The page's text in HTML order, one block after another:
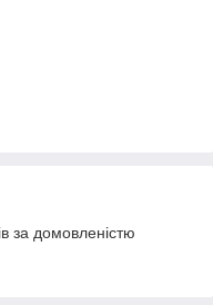
за домовленістю